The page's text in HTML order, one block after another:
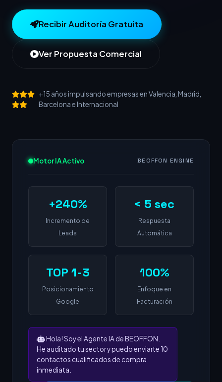
Recibir Auditoría Gratuita
Ver Propuesta Comercial
+15 años impulsando empresas en Valencia, Madrid,
Barcelona e Internacional
Motor IA Activo BEOFFON ENGINE
+240%
Incremento de
Leads
< 5 sec
Respuesta
Automática
TOP 1-3
Posicionamiento
Google
100%
Enfoque en
Facturación
Hola! Soy el Agente IA de BEOFFON.
He auditado tu sector y puedo enviarte 10
contactos cualificados de compra
inmediata.